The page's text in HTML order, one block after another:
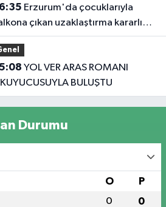
çıkan uzaklaştırma kararlı
ikna edildi
BULUŞTU
Durumu
O P
0 0